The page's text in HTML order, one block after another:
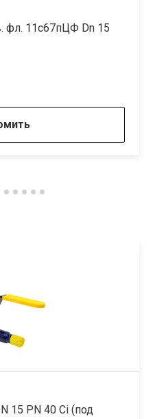
фл. 11с67пЦФ Dn 15
15 PN 40 Ci (под